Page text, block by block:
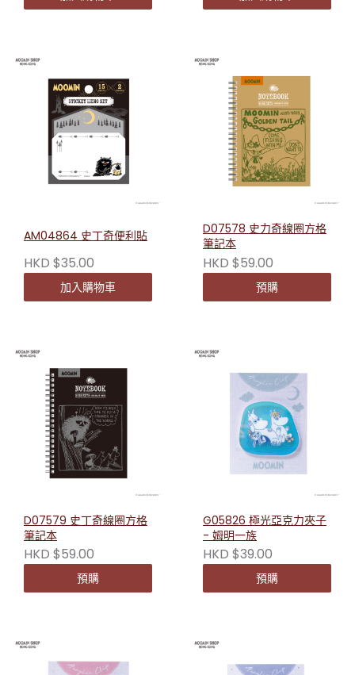
AM04864 史丁奇便利貼
HKD $35.00
加入購物車
D07578 史力奇線圈方格
筆記本
HKD $59.00
預購
D07579 史丁奇線圈方格
筆記本
HKD $59.00
預購
G05826 極光亞克力夾子
- 姆明一族
HKD $39.00
預購